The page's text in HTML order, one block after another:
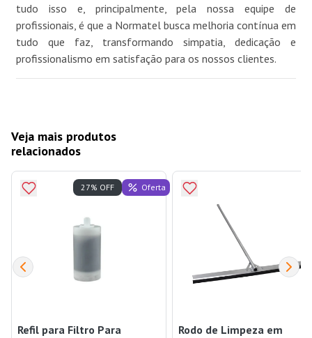
tudo isso e, principalmente, pela nossa equipe de
profissionais, é que a Normatel busca melhoria contínua em
tudo que faz, transformando simpatia, dedicação e
profissionalismo em satisfação para os nossos clientes.
Veja mais produtos
relacionados
Refil para Filtro Para
27% OFF Oferta
Rodo de Limpeza em